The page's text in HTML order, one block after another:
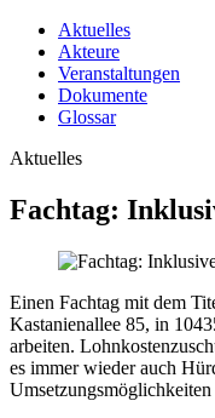
Aktuelles
Akteure
Veranstaltungen
Dokumente
Glossar
Aktuelles
Fachtag:
Einen Fachtag mit dem
Kastanienallee 85, in
arbeiten.
es immer wieder auch